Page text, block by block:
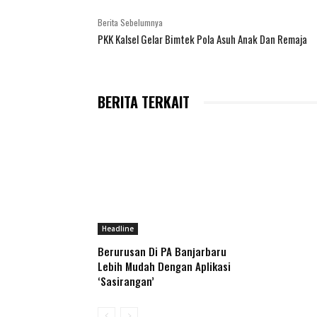
Berita Sebelumnya
PKK Kalsel Gelar Bimtek Pola Asuh Anak Dan Remaja
BERITA TERKAIT
Headline
Berurusan Di PA Banjarbaru
Lebih Mudah Dengan Aplikasi
‘Sasirangan’